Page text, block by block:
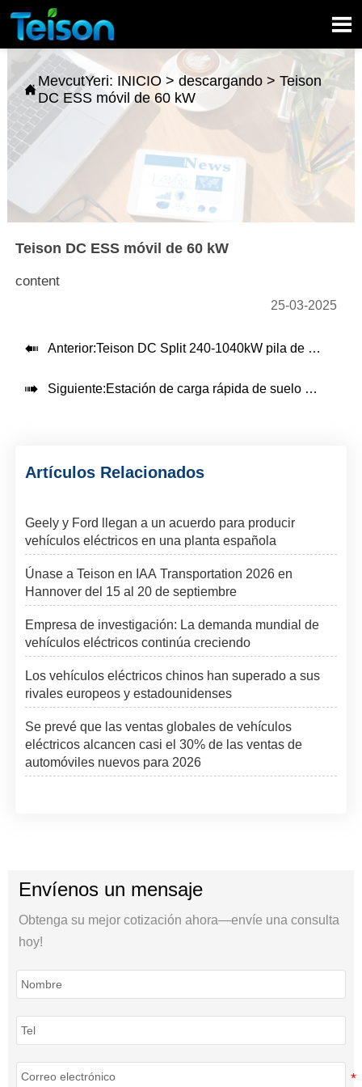


MevcutYeri: INICIO> descargando> Teison
DC ESS móvil de 60 kW
Teison DC ESS móvil de 60 kW
content
25-03-2025
 Anterior:Teison DC Split 240-1040kW pila de carga
 Siguiente:Estación de carga rápida de suelo Teison DC Pro 60-240 kW
Artículos Relacionados
Geely y Ford llegan a un acuerdo para producir
vehículos eléctricos en una planta española
Únase a Teison en IAA Transportation 2026 en
Hannover del 15 al 20 de septiembre
Empresa de investigación: La demanda mundial de
vehículos eléctricos continúa creciendo
Los vehículos eléctricos chinos han superado a sus
rivales europeos y estadounidenses
Se prevé que las ventas globales de vehículos
eléctricos alcancen casi el 30% de las ventas de
automóviles nuevos para 2026
Envíenos un mensaje
Obtenga su mejor cotización ahora—envíe una consulta
hoy!